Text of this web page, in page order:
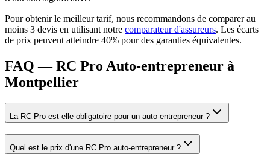
Pour obtenir le meilleur tarif, nous recommandons de comparer au
moins 3 devis en utilisant notre comparateur d'assureurs. Les écarts
de prix peuvent atteindre 40% pour des garanties équivalentes.
FAQ — RC Pro Auto-entrepreneur à
Montpellier
La RC Pro est-elle obligatoire pour un auto-entrepreneur ?
Quel est le prix d'une RC Pro auto-entrepreneur ?